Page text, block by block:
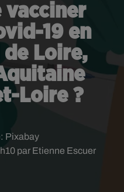
vacciner
19 en
Loire,
Loire ?
par Etienne Escuer
Pixabay